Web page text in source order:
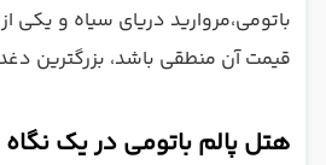
باتومی،مروارید دریای سیاه و
قیمت آن منطقی باشد، بزرگترین
هتل پالم باتومی در یک نگاه